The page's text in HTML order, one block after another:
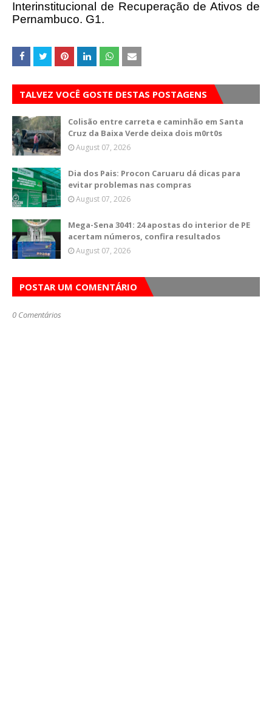
Interinstitucional de Recuperação de Ativos de
Pernambuco. G1.
TALVEZ VOCÊ GOSTE DESTAS POSTAGENS
Colisão entre carreta e caminhão em Santa
Cruz da Baixa Verde deixa dois m0rt0s
August 07, 2026
Dia dos Pais: Procon Caruaru dá dicas para
evitar problemas nas compras
August 07, 2026
Mega-Sena 3041: 24 apostas do interior de PE
acertam números, confira resultados
August 07, 2026
POSTAR UM COMENTÁRIO
0 Comentários